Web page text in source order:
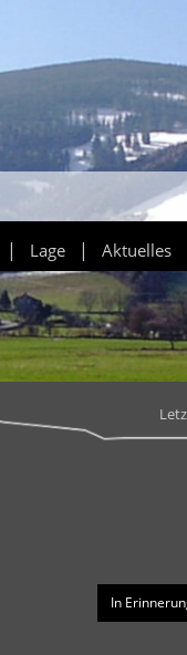
| Lage | Aktuelles
In